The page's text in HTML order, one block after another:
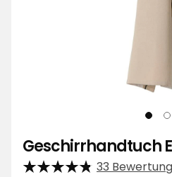
Geschirrhandtuch
33